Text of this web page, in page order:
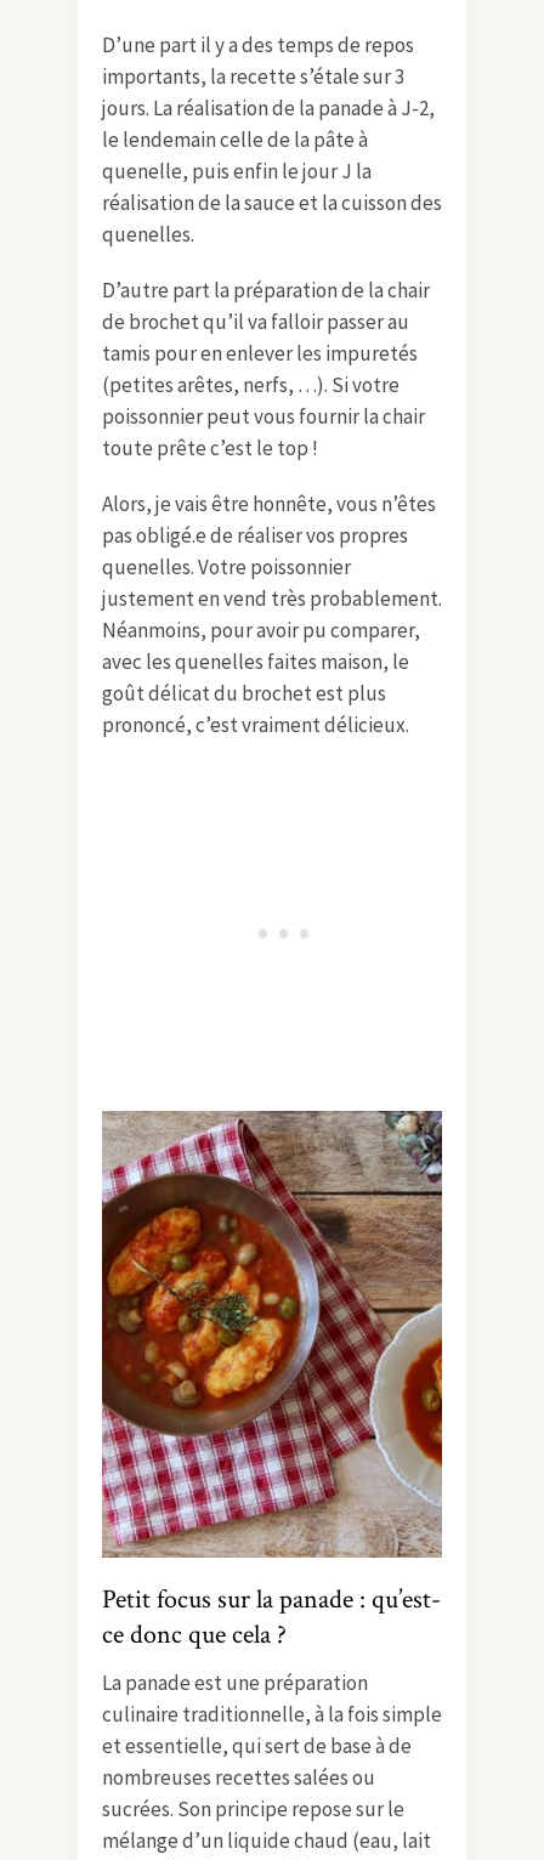
D’une part il y a des temps de repos
importants, la recette s’étale sur 3
jours. La réalisation de la panade à J-2,
le lendemain celle de la pâte à
quenelle, puis enfin le jour J la
réalisation de la sauce et la cuisson des
quenelles.
D’autre part la préparation de la chair
de brochet qu’il va falloir passer au
tamis pour en enlever les impuretés
(petites arêtes, nerfs, …). Si votre
poissonnier peut vous fournir la chair
toute prête c’est le top !
Alors, je vais être honnête, vous n’êtes
pas obligé.e de réaliser vos propres
quenelles. Votre poissonnier
justement en vend très probablement.
Néanmoins, pour avoir pu comparer,
avec les quenelles faites maison, le
goût délicat du brochet est plus
prononcé, c’est vraiment délicieux.
Petit focus sur la panade : qu’est-
ce donc que cela ?
La panade est une préparation
culinaire traditionnelle, à la fois simple
et essentielle, qui sert de base à de
nombreuses recettes salées ou
sucrées. Son principe repose sur le
mélange d’un liquide chaud (eau, lait